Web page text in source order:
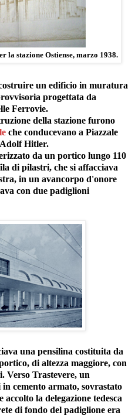
la stazione Ostiense, marzo 1938.
un edificio in muratura
progettata da
Ferrovie.
della stazione furono
che conducevano a Piazzale
Hitler.
da un portico lungo 110
di pilastri, che si affacciava
in un avancorpo d'onore
con due padiglioni
una pensilina costituita da
di altezza maggiore, con
Verso Trastevere, un
cemento armato, sovrastato
la delegazione tedesca
di fondo del padiglione era